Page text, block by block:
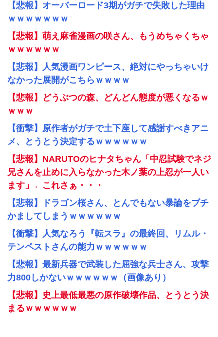
【悲報】オーバーロード3期がガチで失敗した理由
ｗｗｗｗｗｗｗ
【悲報】萌え麻雀漫画の咲さん、もうめちゃくちゃ
ｗｗｗｗｗｗ
【悲報】人気漫画ワンピース、絶対にやっちゃいけ
なかった展開がこちらｗｗｗｗ
【悲報】どうぶつの森、どんどん態度が悪くなるｗ
ｗｗｗ
【衝撃】原作者がガチで土下座して感謝すべきアニ
メ、とうとう決定するｗｗｗｗｗｗ
【悲報】NARUTOのヒナタちゃん「中忍試験でネジ
兄さんを止めに入らなかった木ノ葉の上忍が一人い
ます」←これさぁ・・・
【悲報】ドラゴン桜さん、とんでもない暴論をブチ
かましてしまうｗｗｗｗｗｗ
【衝撃】人気なろう『転スラ』の最終回、リムル・
テンペストさんの能力ｗｗｗｗｗｗ
【悲報】最新兵器で武装した屈強な兵士さん、攻撃
力800しかないｗｗｗｗｗｗ（画像あり）
【悲報】史上最低最悪の原作破壊作品、とうとう決
まるｗｗｗｗｗｗ